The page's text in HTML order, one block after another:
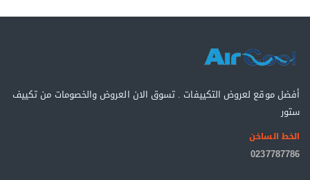
أفضل موقع لعروض التكييفات . تسوق الان العروض والخصومات من تكييف
ستور
الخط الساخن
0237787786